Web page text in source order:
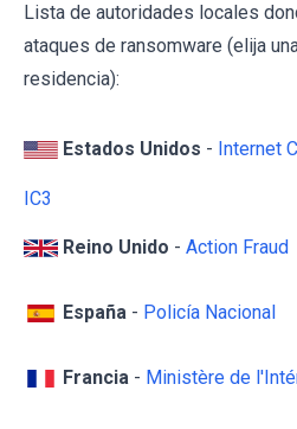
Lista de autoridades locales
ataques de ransomware (elija
residencia):
Estados Unidos - Internet
IC3
Reino Unido - Action Fraud
España - Policía Nacional
Francia - Ministère de